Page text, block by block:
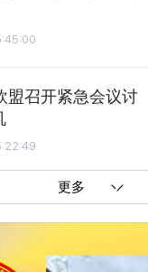
盟召开紧急会议讨
更多